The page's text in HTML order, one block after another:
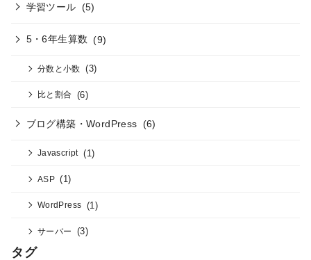
学習ツール (5)
5・6年生算数 (9)
分数と小数 (3)
比と割合 (6)
ブログ構築・WordPress (6)
Javascript (1)
ASP (1)
WordPress (1)
サーバー (3)
タグ